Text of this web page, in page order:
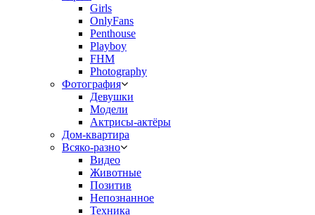
Girls
OnlyFans
Penthouse
Playboy
FHM
Photography
Фотография
Девушки
Модели
Актрисы-актёры
Дом-квартира
Всяко-разно
Видео
Животные
Позитив
Непознанное
Техника